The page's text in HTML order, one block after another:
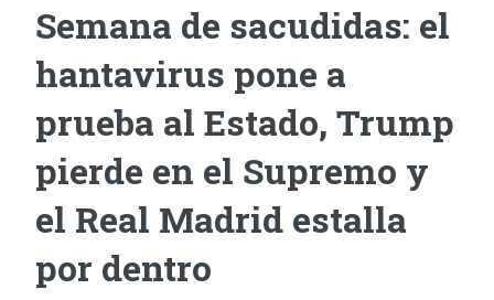
Semana de sacudidas: el
hantavirus pone a
prueba al Estado, Trump
pierde en el Supremo y
el Real Madrid estalla
por dentro